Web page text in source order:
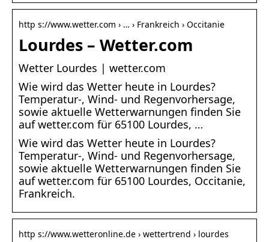
http s://www.wetter.com › … › Frankreich › Occitanie
Lourdes – Wetter.com
Wetter Lourdes | wetter.com
Wie wird das Wetter heute in Lourdes?
Temperatur-, Wind- und Regenvorhersage,
sowie aktuelle Wetterwarnungen finden Sie
auf wetter.com für 65100 Lourdes, …
Wie wird das Wetter heute in Lourdes?
Temperatur-, Wind- und Regenvorhersage,
sowie aktuelle Wetterwarnungen finden Sie
auf wetter.com für 65100 Lourdes, Occitanie,
Frankreich.
http s://www.wetteronline.de › wettertrend › lourdes